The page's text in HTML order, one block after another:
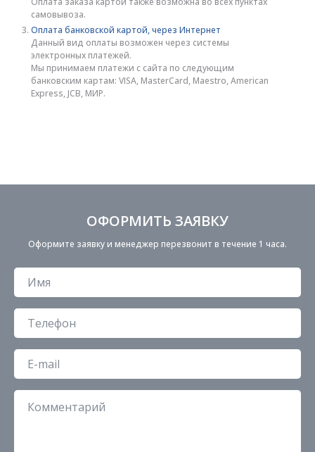
самовывоза.
Оплата банковской картой, через Интернет
Данный вид оплаты возможен через системы
электронных платежей.
Мы принимаем платежи с сайта по следующим
банковским картам: VISA, MasterCard, Maestro, American
Express, JCB, МИР.
ОФОРМИТЬ ЗАЯВКУ
Оформите заявку и менеджер перезвонит в течение 1 часа.